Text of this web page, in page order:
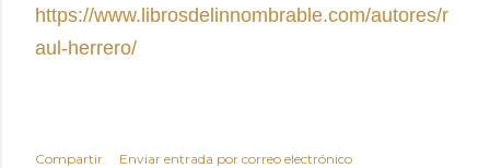
https://www.librosdelinnombrable.com/autores/r
aul-herrero/
Compartir
Enviar entrada por correo electrónico